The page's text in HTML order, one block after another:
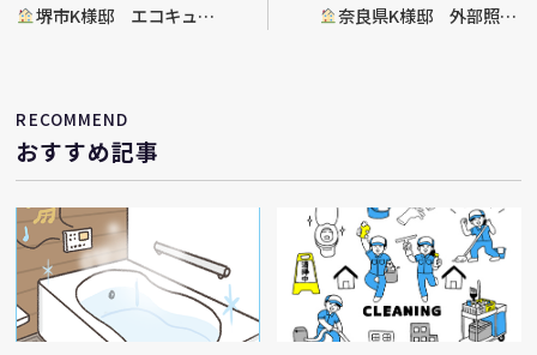
堺市K様邸 エコキュー
奈良県K様邸 外部照明
RECOMMEND
おすすめ記事